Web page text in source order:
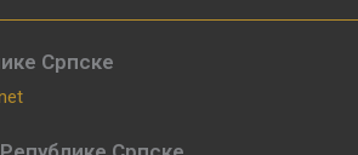
Српске